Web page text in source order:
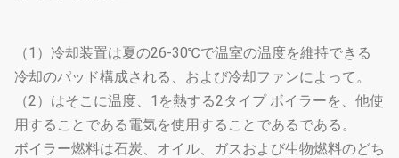
（1）冷却装置は夏の26-30℃で温室の温度を維持できる
冷却のパッド構成される、および冷却ファンによって。
（2）はそこに温度、1を熱する2タイプ ボイラーを、他使
用することである電気を使用することであるである。
ボイラー燃料は石炭、オイル、ガスおよび生物燃料のどち